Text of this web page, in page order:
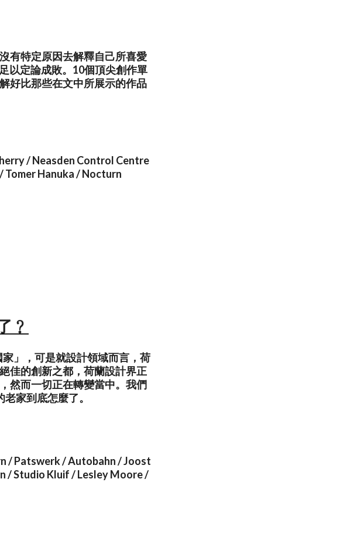
有特定原因去解釋自己所喜愛
以定論成敗。10個頂尖創作單
好比那些在文中所展示的作品
/ Neasden Control Centre
Tomer Hanuka / Nocturn
﹖
」，可是就設計領域而言，荷
佳的創新之都，荷蘭設計界正
然而一切正在轉變當中。我們
家到底怎麼了。
/ Patswerk / Autobahn / Joost
/ Studio Kluif / Lesley Moore /